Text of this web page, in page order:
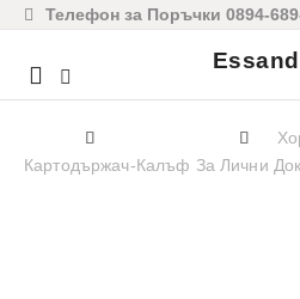
Телефон за Поръчки 0894-
Mobile
Картодържач-Калъф За Лични